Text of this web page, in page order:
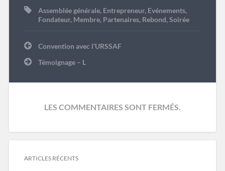
Assemblée générale, Entrepreneur, Evénements,
Fondateur, Membre, Partenaires, Rebond,Soirée
Navigation
de
l’article
Convention avec l’URSSAF
Témoignage – L
LES COMMENTAIRES SONT FERMÉS.
ARTICLES RÉCENTS